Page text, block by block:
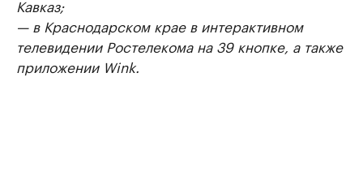
Кавказ;
— в Краснодарском крае в интерактивном
телевидении Ростелекома на 39 кнопке, а также
приложении Wink.